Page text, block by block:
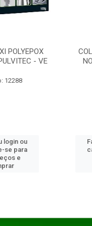
POLYEPOX
- VE
12288
login ou
se para
e